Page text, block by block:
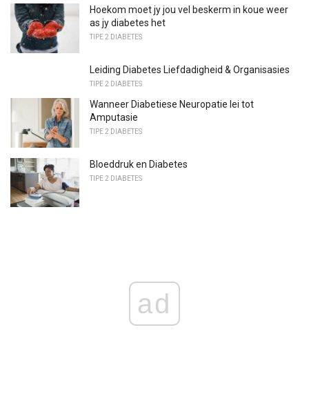
Hoekom moet jy jou vel beskerm in koue weer
as jy diabetes het
TIPE 2 DIABETES
Leiding Diabetes Liefdadigheid & Organisasies
TIPE 2 DIABETES
Wanneer Diabetiese Neuropatie lei tot
Amputasie
TIPE 2 DIABETES
Bloeddruk en Diabetes
TIPE 2 DIABETES
ad